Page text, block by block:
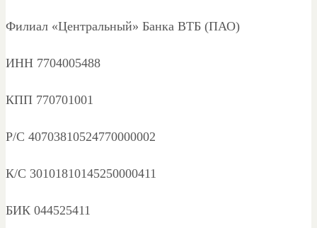
Филиал «Центральный» Банка ВТБ (ПАО)
ИНН 7704005488
КПП 770701001
Р/С 40703810524770000002
К/С 30101810145250000411
БИК 044525411